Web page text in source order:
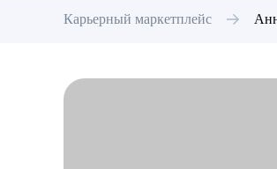
Карьерный маркетплейс